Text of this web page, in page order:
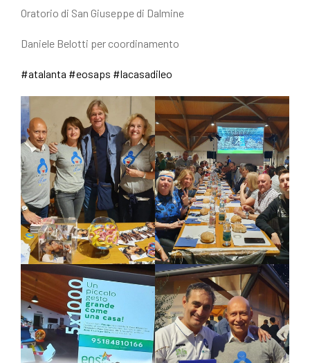
Oratorio di San Giuseppe di Dalmine
Daniele Belotti per coordinamento
#atalanta #eosaps #lacasadileo